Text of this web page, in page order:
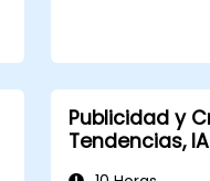
Publicidad y
Tendencias,